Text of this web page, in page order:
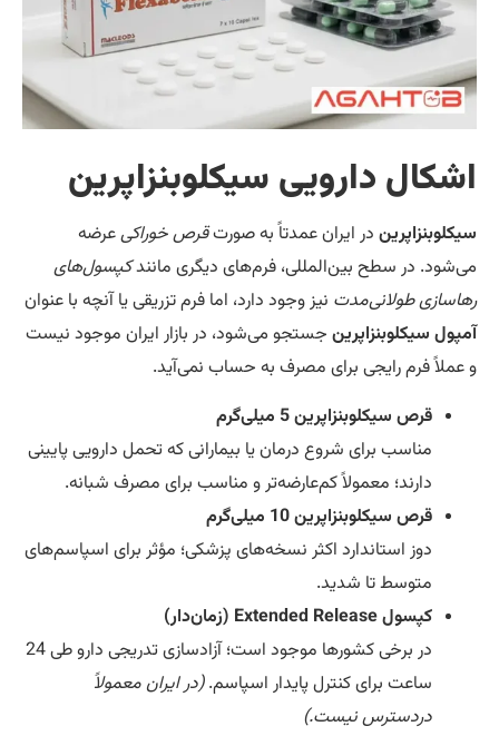
دارویی سیکلوبنزاپرین
در ایران عمدتاً به صورتقرص خوراکیعرضه
در سطح بین‌المللی، فرم‌های دیگری مانندکپسول‌های
طولانی‌مدتنیز وجود دارد، اما فرم تزریقی یا آنچه با عنوان
سیکلوبنزاپرینجستجو می‌شود، در بازار ایران موجود نیست
فرم رایجی برای مصرف به حساب نمی‌آید.
قرص سیکلوبنزاپرین 5 میلی‌گرم
مناسب برای شروع درمان یا بیمارانی که تحمل دارویی پایینی
دارند؛ معمولاً کم‌عارضه‌تر و مناسب برای مصرف شبانه.
قرص سیکلوبنزاپرین 10 میلی‌گرم
دوز استاندارد اکثر نسخه‌های پزشکی؛ مؤثر برای اسپاسم‌های
متوسط تا شدید.
کپسول Extended Release (زمان‌دار)
در برخی کشورها موجود است؛ آزادسازی تدریجی دارو طی 24
ساعت برای کنترل پایدار اسپاسم.(در ایران معمولاً
دردسترس نیست.)